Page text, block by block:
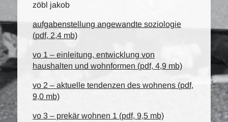
zöbl jakob
aufgabenstellung angewandte soziologie
(pdf, 2,4 mb)
vo 1 – einleitung, entwicklung von
haushalten und wohnformen (pdf, 4,9 mb)
vo 2 – aktuelle tendenzen des wohnens (pdf,
9,0 mb)
vo 3 – prekär wohnen 1 (pdf, 9,5 mb)